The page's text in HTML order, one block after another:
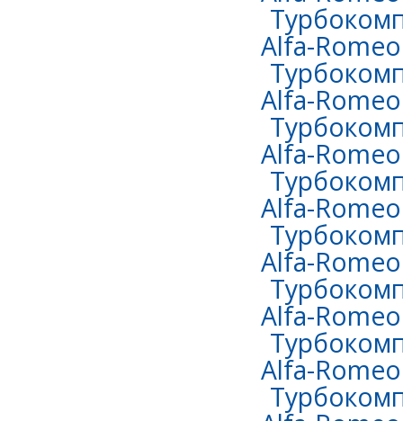
Alfa-
Alfa-
Alfa-
Alfa-
Alfa-
Alfa-
Alfa-